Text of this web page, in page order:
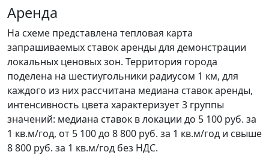
Аренда
На схеме представлена тепловая карта
запрашиваемых ставок аренды для демонстрации
локальных ценовых зон. Территория города
поделена на шестиугольники радиусом 1 км, для
каждого из них рассчитана медиана ставок аренды,
интенсивность цвета характеризует 3 группы
значений: медиана ставок в локации до 5 100 руб. за
1 кв.м/год, от 5 100 до 8 800 руб. за 1 кв.м/год и свыше
8 800 руб. за 1 кв.м/год без НДС.